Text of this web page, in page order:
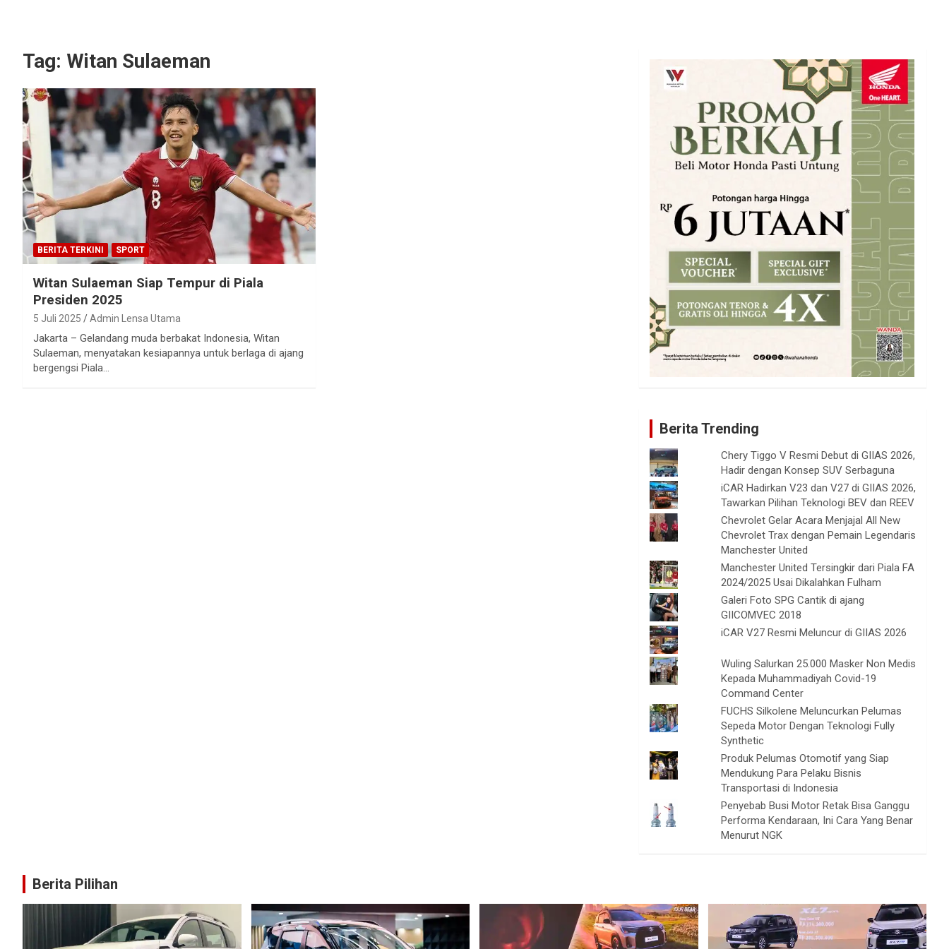
Tag: Witan Sulaeman
BERITA TERKINI SPORT
Witan Sulaeman Siap Tempur di Piala
Presiden 2025
5 Juli 2025 Admin Lensa Utama
Jakarta – Gelandang muda berbakat Indonesia, Witan
Sulaeman, menyatakan kesiapannya untuk berlaga di ajang
bergengsi Piala…
Berita Trending
Chery Tiggo V Resmi Debut di GIIAS 2026,
Hadir dengan Konsep SUV Serbaguna
iCAR Hadirkan V23 dan V27 di GIIAS 2026,
Tawarkan Pilihan Teknologi BEV dan REEV
Chevrolet Gelar Acara Menjajal All New
Chevrolet Trax dengan Pemain Legendaris
Manchester United
Manchester United Tersingkir dari Piala FA
2024/2025 Usai Dikalahkan Fulham
Galeri Foto SPG Cantik di ajang
GIICOMVEC 2018
iCAR V27 Resmi Meluncur di GIIAS 2026
Wuling Salurkan 25.000 Masker Non Medis
Kepada Muhammadiyah Covid-19
Command Center
FUCHS Silkolene Meluncurkan Pelumas
Sepeda Motor Dengan Teknologi Fully
Synthetic
Produk Pelumas Otomotif yang Siap
Mendukung Para Pelaku Bisnis
Transportasi di Indonesia
Penyebab Busi Motor Retak Bisa Ganggu
Performa Kendaraan, Ini Cara Yang Benar
Menurut NGK
Berita Pilihan